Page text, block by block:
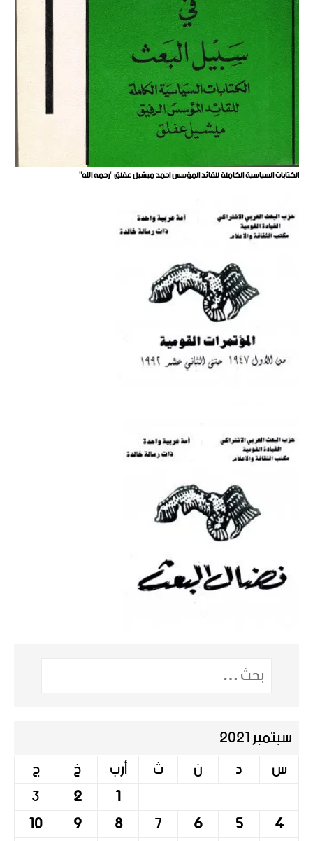
الكتابات السياسية الكاملة للقائد المؤسس احمد ميشيل عفلق "رحمه الله"
سبتمبر 2021
س
د ن ث أرب خ ج
1
2
3
4
5
6
7
8
9
10